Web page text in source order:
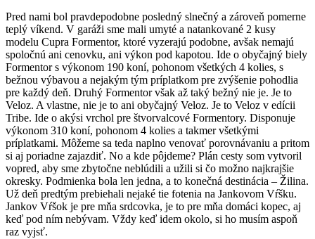
Pred nami bol pravdepodobne posledný slnečný a zároveň pomerne
teplý víkend. V garáži sme mali umyté a natankované 2 kusy
modelu Cupra Formentor, ktoré vyzerajú podobne, avšak nemajú
spoločnú ani cenovku, ani výkon pod kapotou. Ide o obyčajný biely
Formentor s výkonom 190 koní, pohonom všetkých 4 kolies, s
bežnou výbavou a nejakým tým príplatkom pre zvýšenie pohodlia
pre každý deň. Druhý Formentor však až taký bežný nie je. Je to
Veloz. A vlastne, nie je to ani obyčajný Veloz. Je to Veloz v edícii
Tribe. Ide o akýsi vrchol pre štvorvalcové Formentory. Disponuje
výkonom 310 koní, pohonom 4 kolies a takmer všetkými
príplatkami. Môžeme sa teda naplno venovať porovnávaniu a pritom
si aj poriadne zajazdiť. No a kde pôjdeme? Plán cesty som vytvoril
vopred, aby sme zbytočne neblúdili a užili si čo možno najkrajšie
okresky. Podmienka bola len jedna, a to konečná destinácia – Žilina.
Už deň predtým prebiehali nejaké tie fotenia na Jankovom Vŕšku.
Jankov Vŕšok je pre mňa srdcovka, je to pre mňa domáci kopec, aj
keď pod ním nebývam. Vždy keď idem okolo, si ho musím aspoň
raz vyjsť.